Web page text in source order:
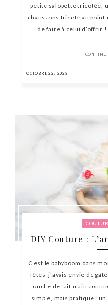
petite salopette tricotée,
chaussons tricoté au point
de faire à celui d’offrir
OCTOBRE 22, 2023
DIY Couture :
C’est le babyboom dans
fêtes, j’avais envie de
touche de fait main
simple, mais pratique :